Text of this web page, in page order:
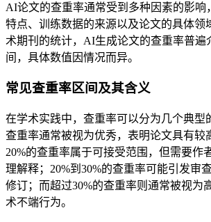
AI论文的查重率通常受到多种因素的影响
特点、训练数据的来源以及论文的具体领
术期刊的统计，AI生成论文的查重率普遍
间，具体数值因情况而异。
常见查重率区间及其含义
在学术实践中，查重率可以分为几个典型
查重率通常被视为优秀，表明论文具有较
20%的查重率属于可接受范围，但需要作
理解释；20%到30%的查重率可能引发审
修订；而超过30%的查重率则通常被视为
术不端行为。